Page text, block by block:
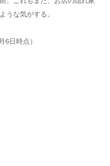
うな気がする。
6日時点）